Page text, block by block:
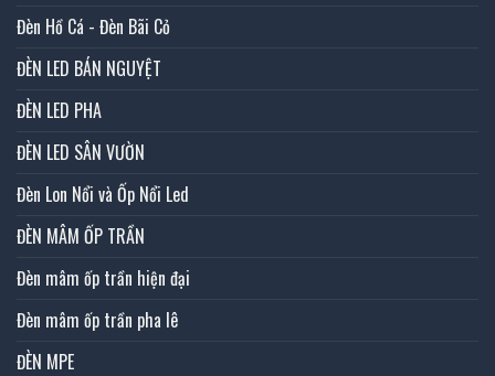
Đèn Hồ Cá - Đèn Bãi Cỏ
ĐÈN LED BÁN NGUYỆT
ĐÈN LED PHA
ĐÈN LED SÂN VƯỜN
Đèn Lon Nổi và Ốp Nổi Led
ĐÈN MÂM ỐP TRẦN
Đèn mâm ốp trần hiện đại
Đèn mâm ốp trần pha lê
ĐÈN MPE